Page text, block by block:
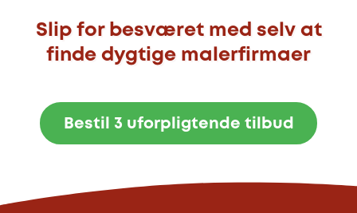
Slip for besværet med selv at
finde dygtige malerfirmaer
Bestil 3 uforpligtende tilbud